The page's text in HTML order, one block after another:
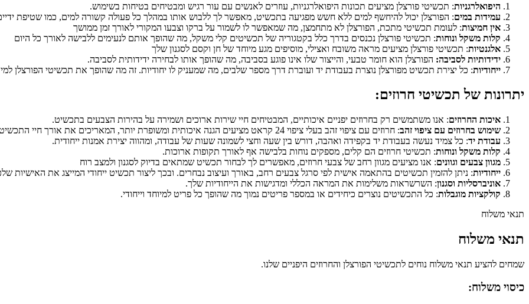
היפואלרגניות: תכשיטי פורצלן מציעים תכונות היפואלרגניות, עוזרים לאנשים עם עור רגיש ומבטיחים בטיחות בשימוש.
עמידות במים: הפורצלן יכול להיחשף למים ללא חשש מפגיעה בתכשיט, מאפשר לך ללבוש אותו במהלך כל פעולה קשורה למים, כמו שטיפת
אין חמיצות: לעומת תכשיטי מתכת, הפורצלן לא מתחמצן, מה שמאפשר לו לשמור על ברקו וצבעו המקורי לאורך זמן ממושך
קלות משקל ונוחות: תכשיטי פורצלן נכנסים בדרך כלל בקטגוריה של תכשיטים קלי משקל, מה שהופך אותם לנעימים ללבישה לאורך כל היום
אלגנטיות: תכשיטי פורצלן מציעים מראה משובח ואצילי, מוסיפים מגע מיוחד של חן וקסם לסגנון שלך
ידידותיות לסביבה: הפורצלן הוא חומר טבעי, והייצור שלו אינו פוגע בסביבה, מה שהופך אותו לבחירה ידידותית לסביבה.
ייחודיות: כל יצירת תכשיט מפורצלן נוצרת בעבודת יד ועוברת דרך מספר שלבים, מה שמעניק לו יחודיות. זה מה שהופך את תכשיטי הפורצלן
יתרונות של תכשיטי חרוזים:
איכות החרוזים: אנו משתמשים רק בחרוזים יפניים איכותיים, המבטיחים חיי שירות ארוכים ושמירה על בהירות הצבעים בתכשיט.
שימוש בחרוזים עם ציפוי זהב: חרוזים עם ציפוי זהב בעלי ציפוי 24 קראט מציעים הגנה איכותית ומשופרת יותר, המאריכים את אורך חיי התכשיט.
עבודת יד: כל צמיד נעשה בעבודת יד בקפידה ואהבה, דורש בין שעה וחצי לשמונה שעות של עבודה, ומהווה יצירת אמנות ייחודית.
קלות משקל ונוחות: תכשיטי חרוזים הם קלים, מספקים נוחות בלבישה אף לאורך תקופות ארוכות.
מגוון צבעים וגוונים: אנו מציעים מגוון רחב של צבעי חרוזים, מאפשרים לך לבחור תכשיט שמתאים בדיוק לסגנון ולמצב רוח
ייחודיות: ניתן להזמין תכשיטים בהתאמה אישית לפי סרגל צבעים רחב, באורך ועיצוב נבחרים. ובכך ליצור תכשיט ייחודי המייצג את האישיות
אוניברסליות וסגנון: השרשראות משלימות את המראה הכללי ומדגישות את הייחודיות שלך.
קולקציות מוגבלות: כל התכשיטים נוצרים כיחידים או במספר פריטים נמוך מה שהופך כל פריט למיוחד וייחודי.
תנאי משלוח
תנאי משלוח
שמחים להציע תנאי משלוח נוחים לתכשיטי הפורצלן והחרוזים היפניים שלנו.
כיסוי משלוח: